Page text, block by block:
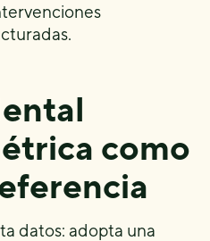
como
datos: adopta una